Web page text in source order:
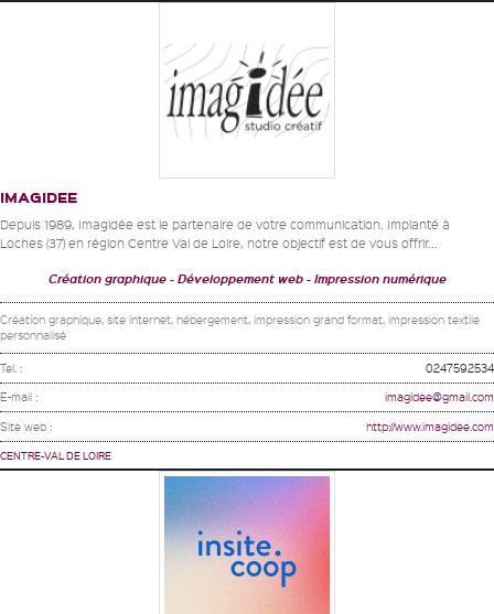
IMAGIDEE
Depuis 1989, Imagidée est le partenaire de votre communication. Implanté à
Loches (37) en région Centre Val de Loire, notre objectif est de vous offrir...
Création graphique Développement web Impression numérique
Création graphique, site internet, hébergement, impression grand format, impression textile
personnalisé
Tel. : 0247592534
E-mail : imagidee@gmail.com
Site web : http://www.imagidee.com
CENTRE-VAL DE LOIRE